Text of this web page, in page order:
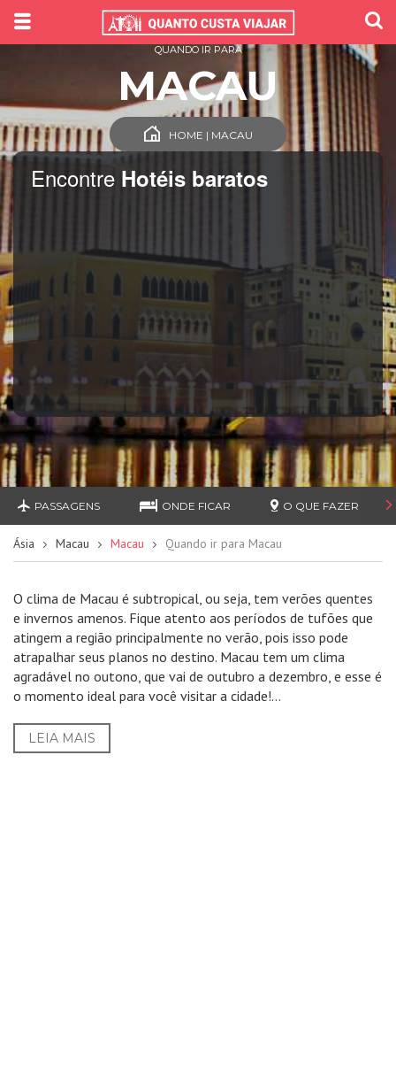
Encontre Hotéis baratos
QUANDO IR PARA
MACAU
HOME | MACAU
PASSAGENS ONDE FICAR O QUE FAZER
Ásia Macau Macau Quando ir para Macau
O clima de Macau é subtropical, ou seja, tem verões quentes
e invernos amenos. Fique atento aos períodos de tufões que
atingem a região principalmente no verão, pois isso pode
atrapalhar seus planos no destino. Macau tem um clima
agradável no outono, que vai de outubro a dezembro, e esse é
o momento ideal para você visitar a cidade!...
LEIA MAIS